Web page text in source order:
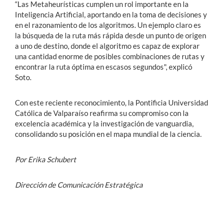
“Las Metaheurísticas cumplen un rol importante en la
Inteligencia Artificial, aportando en la toma de decisiones y
en el razonamiento de los algoritmos. Un ejemplo claro es
la búsqueda de la ruta más rápida desde un punto de origen
a uno de destino, donde el algoritmo es capaz de explorar
una cantidad enorme de posibles combinaciones de rutas y
encontrar la ruta óptima en escasos segundos", explicó
Soto.
Con este reciente reconocimiento, la Pontificia Universidad
Católica de Valparaíso reafirma su compromiso con la
excelencia académica y la investigación de vanguardia,
consolidando su posición en el mapa mundial de la ciencia.
Por Erika Schubert
Dirección de Comunicación Estratégica